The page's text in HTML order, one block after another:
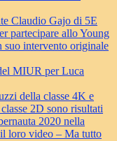
Claudio Gajo di 5E
partecipare allo Young
suo intervento originale
MIUR per Luca
della classe 4K e
2D sono risultati
2020 nella
loro video – Ma tutto